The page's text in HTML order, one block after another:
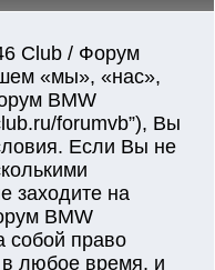
Club / Форум
«мы», «нас»,
BMW
forumvb”), Вы
Если Вы не
заходите на
BMW
собой право
любое время, и